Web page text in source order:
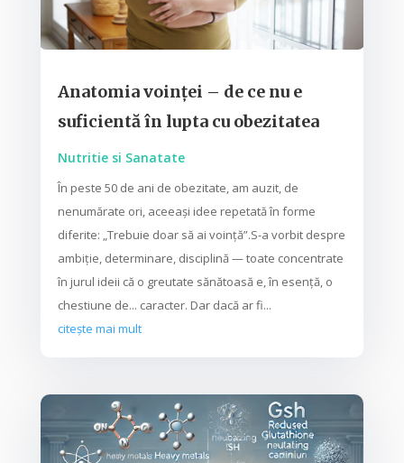
Anatomia voinței – de ce nu e
suficientă în lupta cu obezitatea
Nutritie si Sanatate
În peste 50 de ani de obezitate, am auzit, de
nenumărate ori, aceeași idee repetată în forme
diferite: „Trebuie doar să ai voință”.S-a vorbit despre
ambiție, determinare, disciplină — toate concentrate
în jurul ideii că o greutate sănătoasă e, în esență, o
chestiune de... caracter. Dar dacă ar fi...
citește mai mult